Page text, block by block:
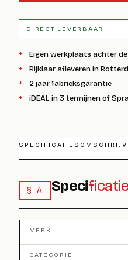
DIRECT LEVERBAAR
Eigen werkplaats achter
Rijklaar afleveren in
2 jaar fabrieksgarantie
iDEAL in 3 termijnen of
SPECIFICATIES
§ A Speci
MERK
CATEGORIE